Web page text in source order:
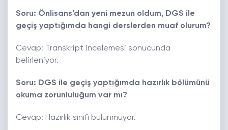
Soru: Önlisans’dan yeni mezun oldum, DGS ile
geçiş yaptığımda hangi derslerden muaf olurum?
Cevap: Transkript incelemesi sonucunda
belirleniyor.
Soru: DGS ile geçiş yaptığımda hazırlık bölümünü
okuma zorunluluğum var mı?
Cevap: Hazırlık sınıfı bulunmuyor.